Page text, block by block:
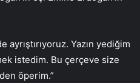
ayrıştırıyoruz. Yazın yediğim
istedim. Bu çerçeve size
öperim.”